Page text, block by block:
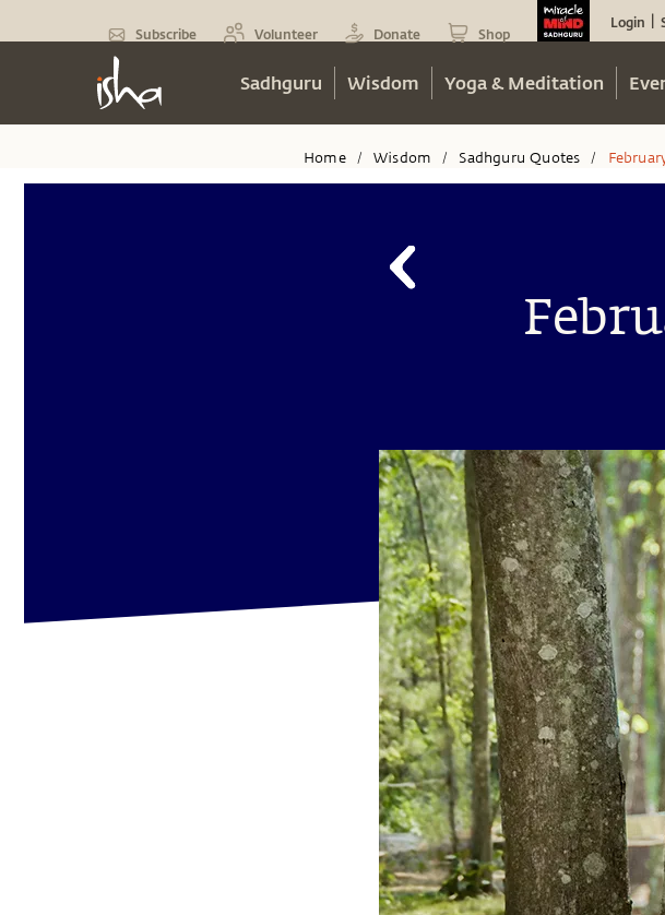
Subscribe Volunteer Donate Shop
Login
Sadhguru Wisdom Yoga & Meditation
Home / Wisdom / Sadhguru Quotes /